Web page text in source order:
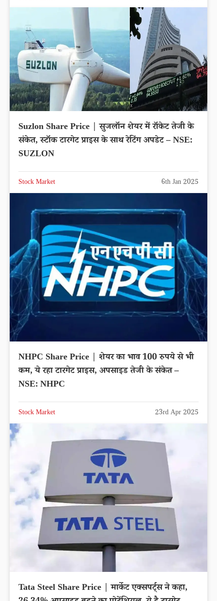
Suzlon Share Price | सुजलॉन शेयर में रॉकेट तेजी के
संकेत, स्टॉक टारगेट प्राइस के साथ रेटिंग अपडेट – NSE:
SUZLON
Stock Market 6th Jan 2025
NHPC Share Price | शेयर का भाव 100 रुपये से भी
कम, ये रहा टारगेट प्राइस, अपसाइड तेजी के संकेत –
NSE: NHPC
Stock Market 23rd Apr 2025
Tata Steel Share Price | मार्केट एक्सपर्ट्स ने कहा,